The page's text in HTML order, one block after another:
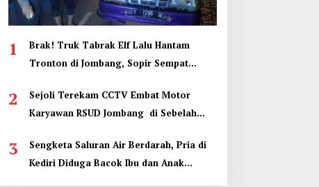
1
Brak! Truk Tabrak Elf Lalu Hantam
Tronton di Jombang, Sopir Sempat
2
Sejoli Terekam CCTV Embat Motor
Karyawan RSUD Jombang di Sebelah
3
Sengketa Saluran Air Berdarah, Pria di
Kediri Diduga Bacok Ibu dan Anak